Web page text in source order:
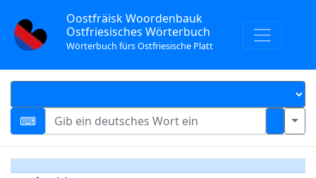
Oostfräisk Woordenbauk
Ostfriesisches Wörterbuch
Wörterbuch fürs Ostfriesische Platt